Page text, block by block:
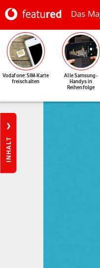
Das
Vodafone: SIM-Karte
freischalten
Alle Samsung-
Handys in
Reihenfolge
INHALT